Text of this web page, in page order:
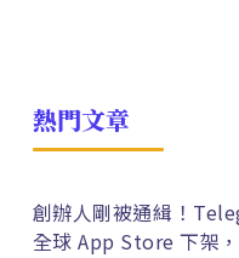
熱門文章
創辦人剛被通緝！
全球 App Store 下架